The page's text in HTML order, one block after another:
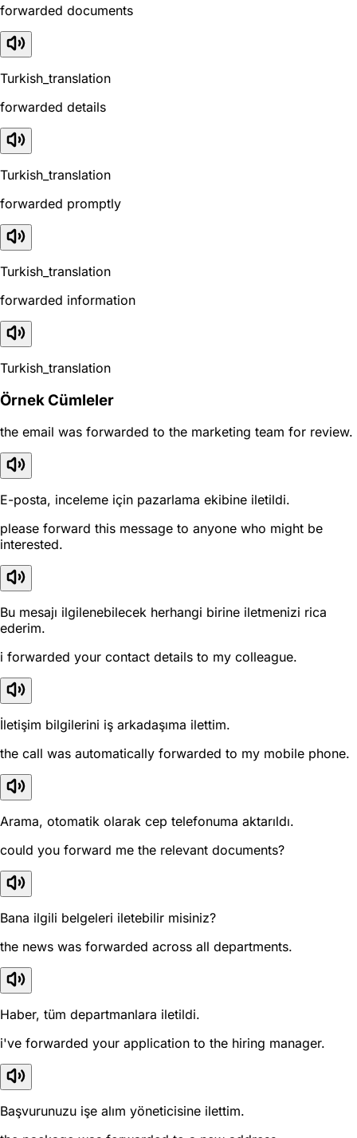
forwarded documents
Turkish_translation
forwarded details
Turkish_translation
forwarded promptly
Turkish_translation
forwarded information
Turkish_translation
Örnek Cümleler
the email was forwarded to the marketing team for review.
E-posta, inceleme için pazarlama ekibine iletildi.
please forward this message to anyone who might be
interested.
Bu mesajı ilgilenebilecek herhangi birine iletmenizi rica
ederim.
i forwarded your contact details to my colleague.
İletişim bilgilerini iş arkadaşıma ilettim.
the call was automatically forwarded to my mobile phone.
Arama, otomatik olarak cep telefonuma aktarıldı.
could you forward me the relevant documents?
Bana ilgili belgeleri iletebilir misiniz?
the news was forwarded across all departments.
Haber, tüm departmanlara iletildi.
i've forwarded your application to the hiring manager.
Başvurunuzu işe alım yöneticisine ilettim.